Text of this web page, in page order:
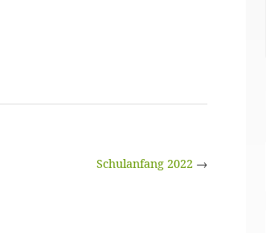
Schulanfang 2022→